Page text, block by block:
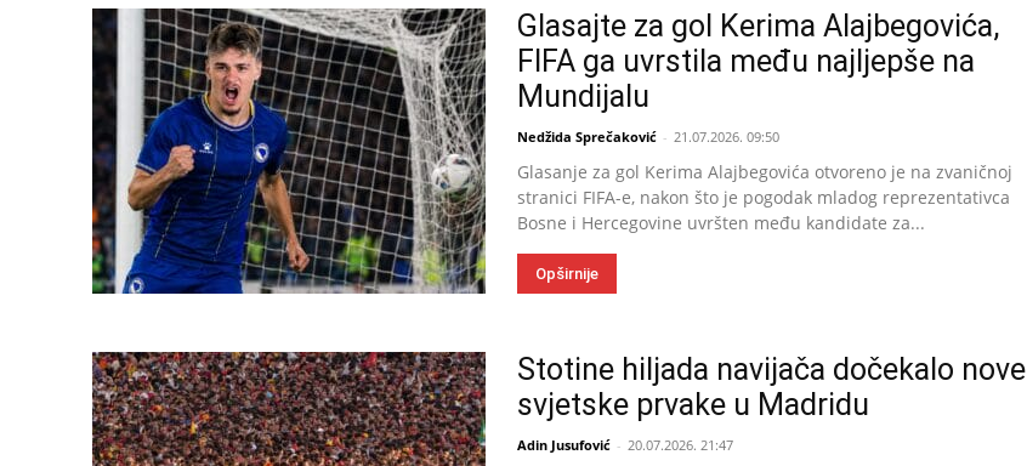
Glasajte za gol Kerima Alajbegovića,
FIFA ga uvrstila među najljepše na
Mundijalu
Nedžida Sprečaković - 21.07.2026. 09:50
Glasanje za gol Kerima Alajbegovića otvoreno je na zvaničnoj
stranici FIFA-e, nakon što je pogodak mladog reprezentativca
Bosne i Hercegovine uvršten među kandidate za...
Opširnije
Stotine hiljada navijača dočekalo nove
svjetske prvake u Madridu
Adin Jusufović - 20.07.2026. 21:47